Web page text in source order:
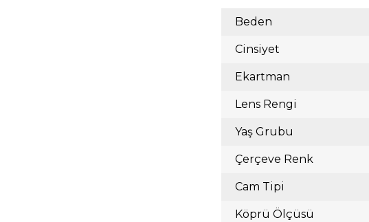
Beden
Cinsiyet
Ekartman
Lens Rengi
Yaş Grubu
Çerçeve Renk
Cam Tipi
Köprü Ölçüsü